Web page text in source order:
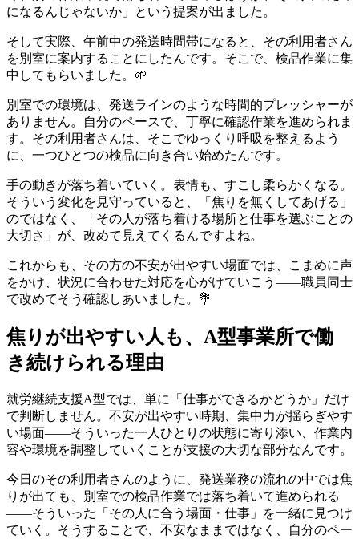
になるんじゃないか」という提案が出ました。
そして実際、午前中の発送時間帯になると、その利用者さん
を別室に案内することにしたんです。そこで、検品作業に集
中してもらいました。🌱
別室での環境は、発送ラインのような時間的プレッシャーが
ありません。自分のペースで、丁寧に確認作業を進められま
す。その利用者さんは、そこでゆっくり呼吸を整えるよう
に、一つひとつの検品に向き合い始めたんです。
手の動きが落ち着いていく。表情も、すこし柔らかくなる。
そういう変化を見守っていると、「焦りを無くしてあげる」
のではなく、「その人が落ち着ける場所と仕事を選ぶことの
大切さ」が、改めて見えてくるんですよね。
これからも、その方の不安が出やすい場面では、こまめに声
をかけ、状況に合わせた対応を心がけていこう——職員同士
で改めてそう確認しあいました。💐
焦りが出やすい人も、A型事業所で働
き続けられる理由
就労継続支援A型では、単に「仕事ができるかどうか」だけ
で判断しません。不安が出やすい時期、集中力が揺らぎやす
い場面——そういった一人ひとりの状態に寄り添い、作業内
容や環境を調整していくことが支援の大切な部分なんです。
今日のその利用者さんのように、発送業務の流れの中では焦
りが出ても、別室での検品作業では落ち着いて進められる
——そういった「その人に合う場面・仕事」を一緒に見つけ
ていく。そうすることで、不安なままではなく、自分のペー